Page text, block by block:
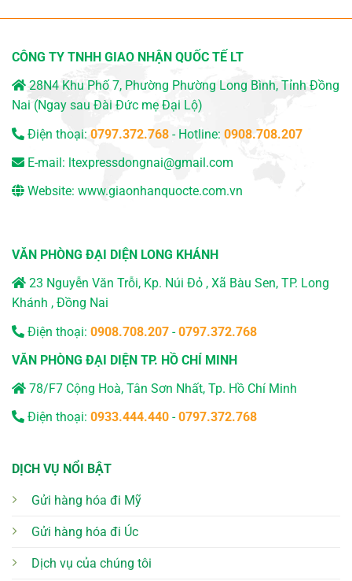
CÔNG TY TNHH GIAO NHẬN QUỐC TẾ LT
28N4 Khu Phố 7, Phường Phường Long Bình, Tỉnh Đồng
Nai (Ngay sau Đài Đức mẹ Đại Lộ)
Điện thoại: 0797.372.768 - Hotline: 0908.708.207
E-mail: ltexpressdongnai@gmail.com
Website: www.giaonhanquocte.com.vn
VĂN PHÒNG ĐẠI DIỆN LONG KHÁNH
23 Nguyễn Văn Trỗi, Kp. Núi Đỏ , Xã Bàu Sen, TP. Long
Khánh , Đồng Nai
Điện thoại: 0908.708.207 -0797.372.768
VĂN PHÒNG ĐẠI DIỆN TP. HỒ CHÍ MINH
78/F7 Cộng Hoà, Tân Sơn Nhất, Tp. Hồ Chí Minh
Điện thoại: 0933.444.440 -0797.372.768
DỊCH VỤ NỔI BẬT
Gửi hàng hóa đi Mỹ
Gửi hàng hóa đi Úc
Dịch vụ của chúng tôi